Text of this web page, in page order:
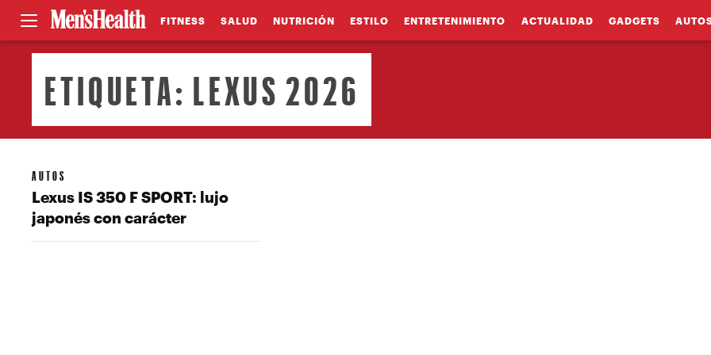
FITNESS SALUD NUTRICIÓN ESTILO ENTRETENIMIENTO ACTUALIDAD GADGETS
ETIQUETA: LEXUS 2026
AUTOS
Lexus IS 350 F SPORT: lujo
japonés con carácter